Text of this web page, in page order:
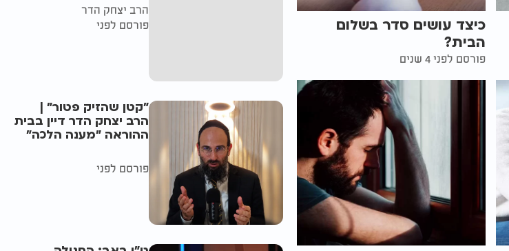
כיצד עושים סדר בשלום
הבית?
פורסם לפני 4 שנים
הרב יצחק הדר
פורסם לפני
"קטן שהזיק פטור" |
הרב יצחק הדר דיין בבית
ההוראה "מענה הלכה"
פורסם לפני